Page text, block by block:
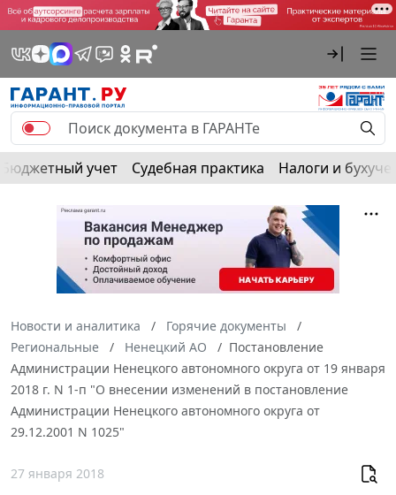
Бюджетный учет Судебная практика Налоги и
Новости и аналитика
Горячие документы
Региональные
Ненецкий АО
Постановление
Администрации Ненецкого автономного округа от 19 января
2018 г. N 1-п "О внесении изменений в постановление
Администрации Ненецкого автономного округа от
29.12.2001 N 1025"
27 января 2018